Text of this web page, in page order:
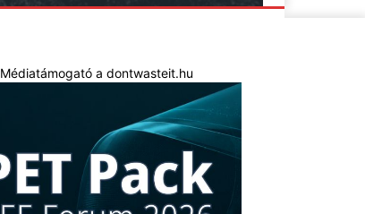
Médiatámogató a dontwasteit.hu